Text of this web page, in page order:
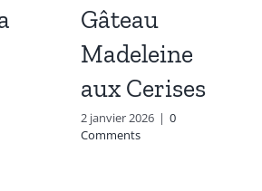
Gâteau
Madeleine
aux Cerises
2 janvier 2026 | 0
Comments